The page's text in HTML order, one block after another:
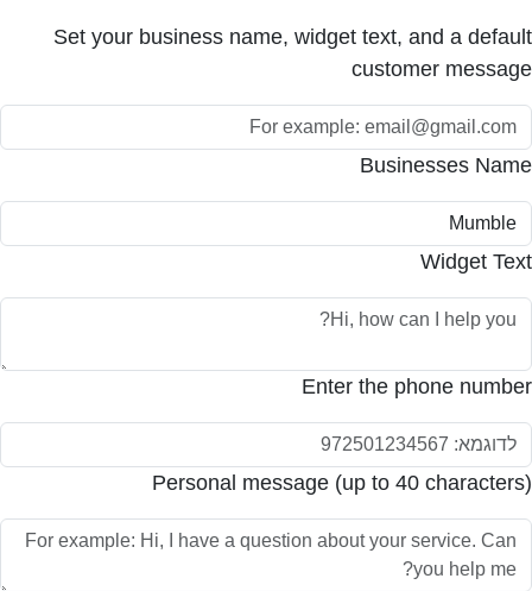
Set your business name, widget text, and a default
customer message
Businesses Name
Widget Text
Enter the phone number
Personal message (up to 40 characters)